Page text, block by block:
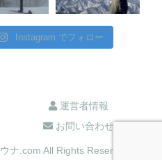
Instagram でフォロー
運営者情報
お問い合わせ
ナ.com All Rights Reserved.